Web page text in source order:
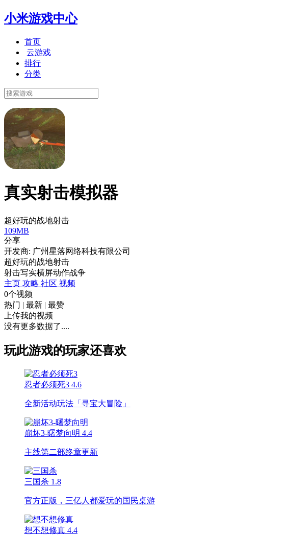
小米游戏中心
首页
云游戏
排行
分类
真实射击模拟器
超好玩的战地射击
109MB
分享
开发商: 广州星落网络科技有限公司
超好玩的战地射击
射击写实横屏动作战争
主页 攻略 社区 视频
0个视频
热门 | 最新 | 最赞
上传我的视频
没有更多数据了....
玩此游戏的玩家还喜欢
忍者必须死3 4.6
全新活动玩法「寻宝大冒险」
崩坏3-曙梦向明 4.4
主线第二部终章更新
三国杀 1.8
官方正版，三亿人都爱玩的国民桌游
想不想修真 4.4